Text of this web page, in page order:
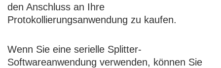
den Anschluss an Ihre
Protokollierungsanwendung zu kaufen.
Wenn Sie eine serielle Splitter-
Softwareanwendung verwenden, können Sie